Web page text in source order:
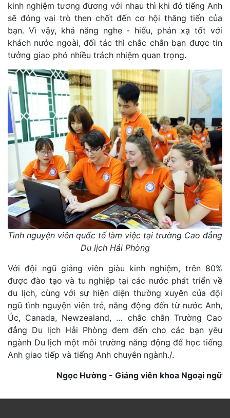
kinh nghiệm tương đương với nhau thì khi đó tiếng Anh
sẽ đóng vai trò then chốt đến cơ hội thăng tiến của
bạn. Vì vậy, khả năng nghe - hiểu, phản xạ tốt với
khách nước ngoài, đối tác thì chắc chắn bạn được tin
tưởng giao phó nhiều trách nhiệm quan trọng.
Tình nguyện viên quốc tế làm việc tại trường Cao đẳng
Du lịch Hải Phòng
Với đội ngũ giảng viên giàu kinh nghiệm, trên 80%
được đào tạo và tu nghiệp tại các nước phát triển về
du lịch, cùng với sự hiện diện thường xuyên của đội
ngũ tình nguyện viên trẻ, năng động đến từ nước Anh,
Úc, Canada, Newzealand, … chắc chắn Trường Cao
đẳng Du lịch Hải Phòng đem đến cho các bạn yêu
ngành Du lịch một môi trường năng động để học tiếng
Anh giao tiếp và tiếng Anh chuyên ngành./.
Ngọc Hường - Giảng viên khoa Ngoại ngữ